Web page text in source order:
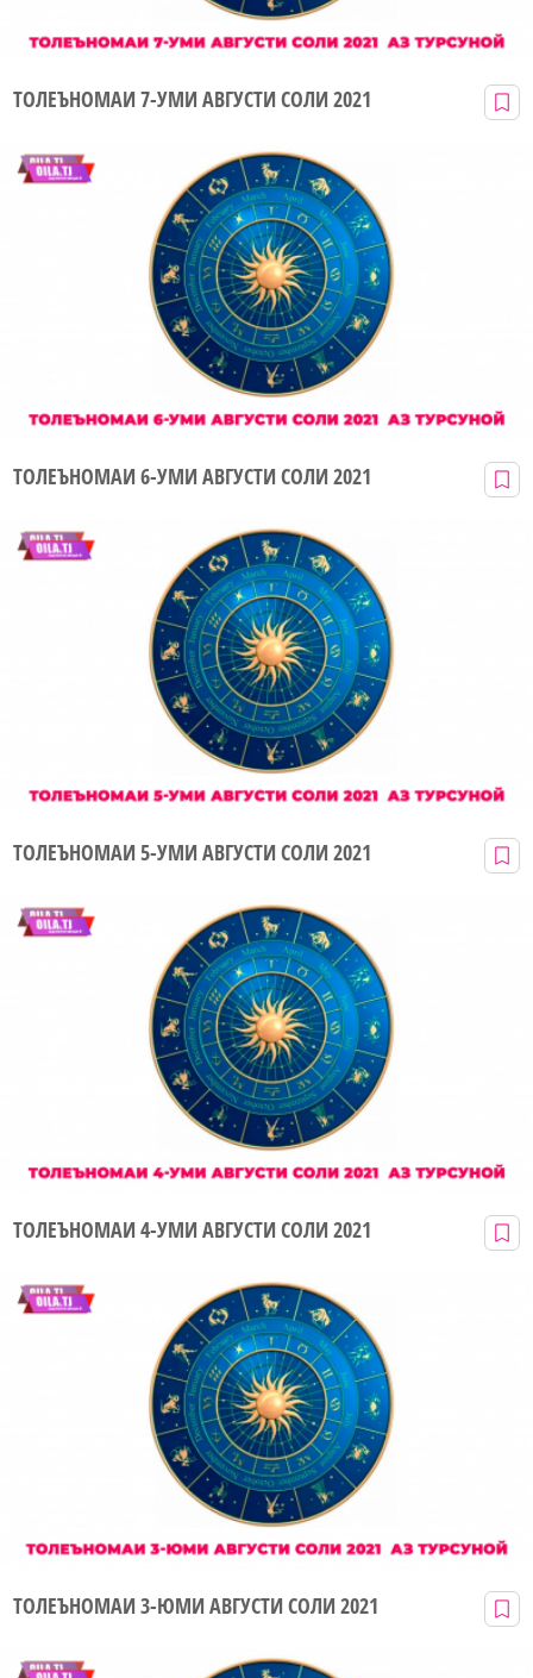
ТОЛЕЪНОМАИ 7-УМИ АВГУСТИ СОЛИ 2021
ТОЛЕЪНОМАИ 6-УМИ АВГУСТИ СОЛИ 2021
ТОЛЕЪНОМАИ 5-УМИ АВГУСТИ СОЛИ 2021
ТОЛЕЪНОМАИ 4-УМИ АВГУСТИ СОЛИ 2021
ТОЛЕЪНОМАИ 3-ЮМИ АВГУСТИ СОЛИ 2021